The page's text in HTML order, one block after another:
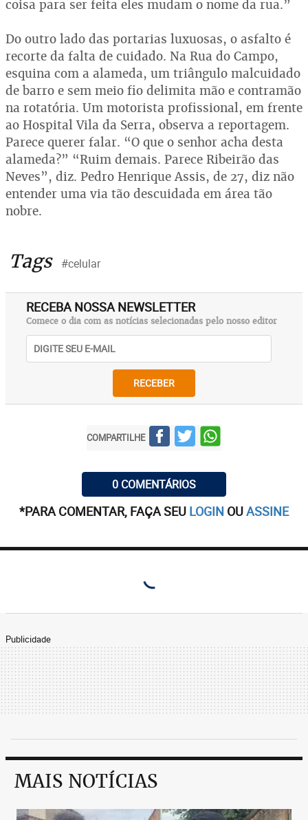
coisa para ser feita eles mudam o nome da rua.”
Do outro lado das portarias luxuosas, o asfalto é
recorte da falta de cuidado. Na Rua do Campo,
esquina com a alameda, um triângulo malcuidado
de barro e sem meio fio delimita mão e contramão
na rotatória. Um motorista profissional, em frente
ao Hospital Vila da Serra, observa a reportagem.
Parece querer falar. “O que o senhor acha desta
alameda?” “Ruim demais. Parece Ribeirão das
Neves”, diz. Pedro Henrique Assis, de 27, diz não
entender uma via tão descuidada em área tão
nobre.
Tags #celular
RECEBA NOSSA NEWSLETTER
Comece o dia com as notícias selecionadas pelo nosso editor
RECEBER
COMPARTILHE
0 COMENTÁRIOS
*PARA COMENTAR, FAÇA SEU LOGIN OUASSINE
Publicidade
MAIS NOTÍCIAS